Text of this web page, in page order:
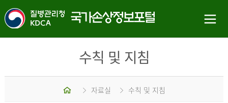
수칙 및 지침
자료실 수칙 및 지침